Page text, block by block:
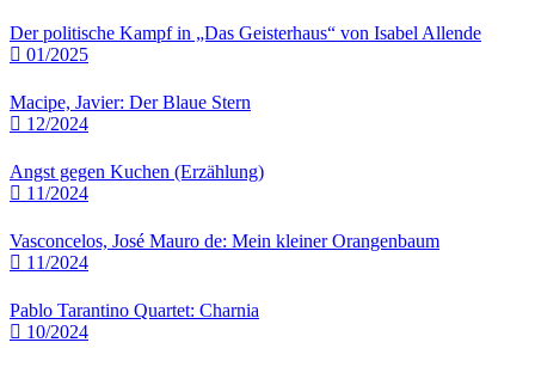
Der politische Kampf in „Das Geisterhaus“ von Isabel Allende
01/2025
Macipe, Javier: Der Blaue Stern
12/2024
Angst gegen Kuchen (Erzählung)
11/2024
Vasconcelos, José Mauro de: Mein kleiner Orangenbaum
11/2024
Pablo Tarantino Quartet: Charnia
10/2024